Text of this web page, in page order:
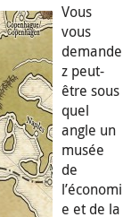
Vous
vous
demande
z peut-
être sous
quel
angle un
musée
de
l’économi
e et de la